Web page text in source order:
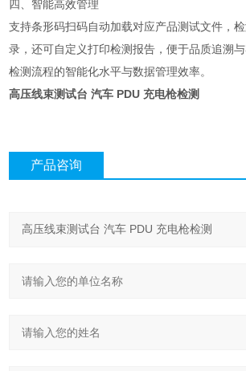
四、智能高效管理
支持条形码扫码自动加载对应产品测试文件，
录，还可自定义打印检测报告，便于品质追溯
检测流程的智能化水平与数据管理效率。
高压线束测试台 汽车 PDU 充电枪检测
产品咨询